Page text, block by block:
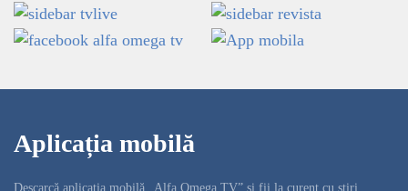
Aplicația mobilă
Descarcă aplicația mobilă „Alfa Omega TV” și fii la curent cu știri,